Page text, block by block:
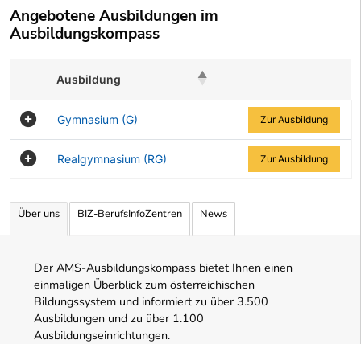
Angebotene Ausbildungen im
Ausbildungskompass
Ausbildung
Gymnasium (G) Zur Ausbildung
Realgymnasium (RG) Zur Ausbildung
Über uns BIZ-BerufsInfoZentren News
Der AMS-Ausbildungskompass bietet Ihnen einen
einmaligen Überblick zum österreichischen
Bildungssystem und informiert zu über 3.500
Ausbildungen und zu über 1.100
Ausbildungseinrichtungen.